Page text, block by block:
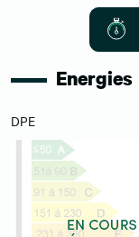
Energies
DPE